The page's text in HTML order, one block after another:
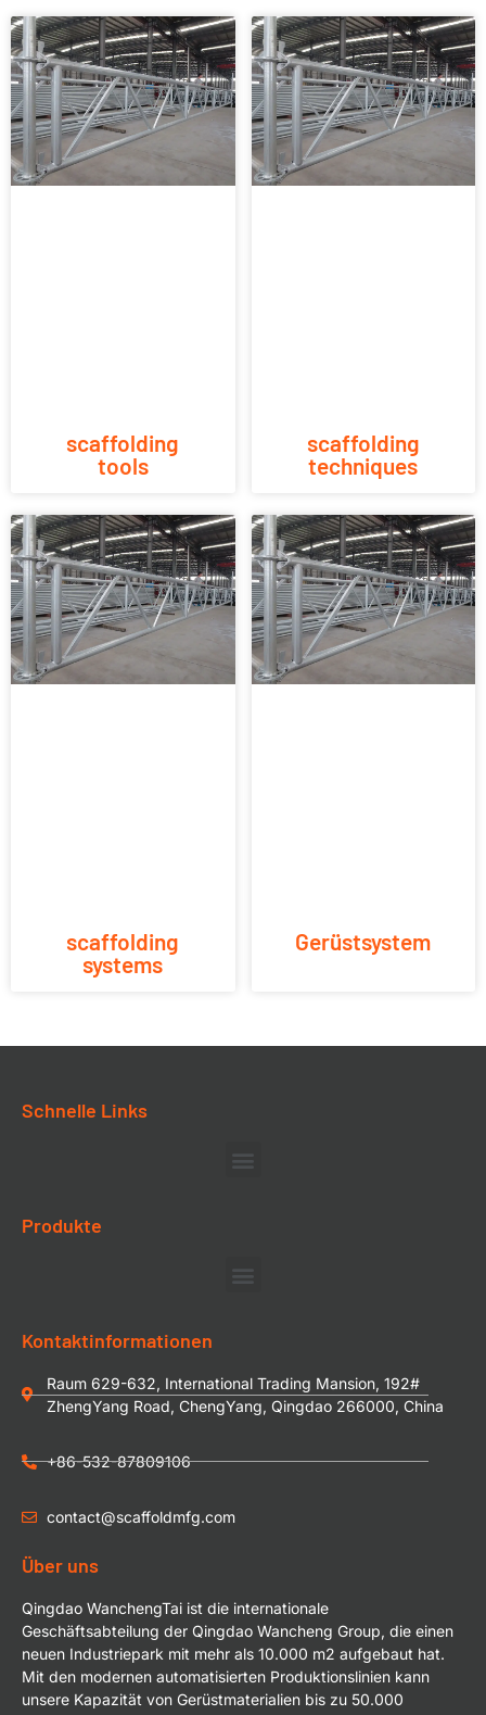
scaffolding
tools
scaffolding
techniques
scaffolding
systems
Gerüstsystem
Schnelle Links
Produkte
Kontaktinformationen
Raum 629-632, International Trading Mansion, 192#
ZhengYang Road, ChengYang, Qingdao 266000, China
+86-532-87809106
contact@scaffoldmfg.com
Über uns
Qingdao WanchengTai ist die internationale
Geschäftsabteilung der Qingdao Wancheng Group, die einen
neuen Industriepark mit mehr als 10.000 m2 aufgebaut hat.
Mit den modernen automatisierten Produktionslinien kann
unsere Kapazität von Gerüstmaterialien bis zu 50.000